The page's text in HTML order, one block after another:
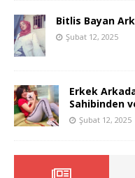
Bitlis Bayan
Şubat 12, 2025
Erkek
Sahibinden
Şubat 12, 2025